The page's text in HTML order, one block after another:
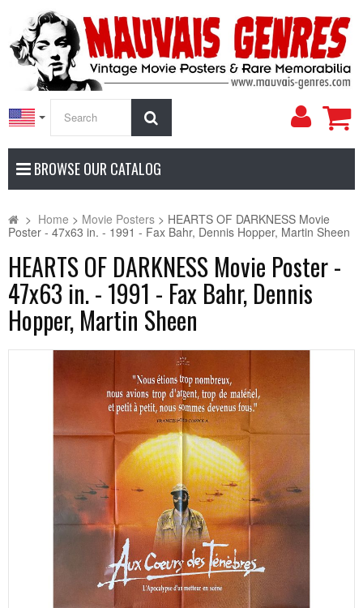
My
BROWSE OUR CATALOG
> Home > Movie Posters > HEARTS OF DARKNESS Movie
Poster - 47x63 in. - 1991 - Fax Bahr, Dennis Hopper, Martin Sheen
HEARTS OF DARKNESS Movie Poster -
47x63 in. - 1991 - Fax Bahr, Dennis
Hopper, Martin Sheen